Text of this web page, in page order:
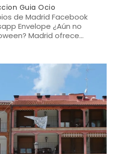
Guia Ocio
de Madrid Facebook
Envelope ¿Aún no
Madrid ofrece…